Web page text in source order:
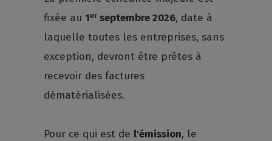
fixée au1ᵉʳ septembre 2026, date à
laquelle toutes les entreprises, sans
exception, devront être prêtes à
recevoir des factures
dématérialisées.
Pour ce qui est de l'émission, le